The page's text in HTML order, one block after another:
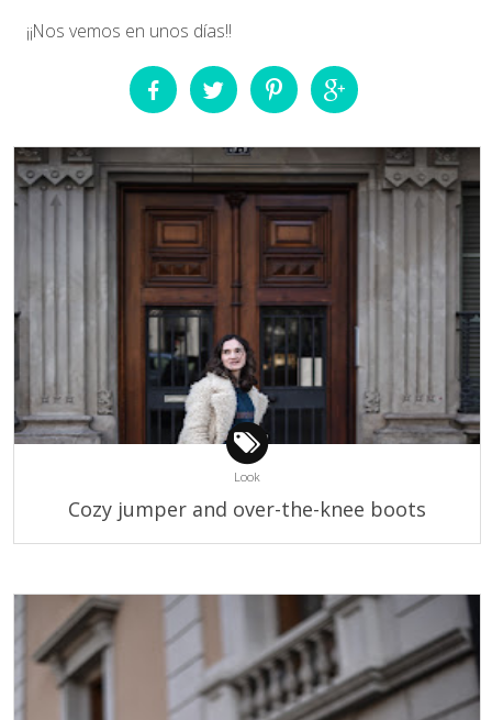
¡¡Nos vemos en unos días!!
Look
Cozy jumper and over-the-knee boots